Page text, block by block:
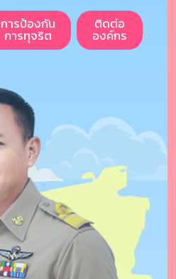
การป้องกัน
การทุจริต
ติดต่อ
องค์กร